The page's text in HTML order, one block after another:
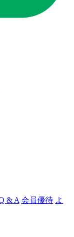
& A 会員優待 よ